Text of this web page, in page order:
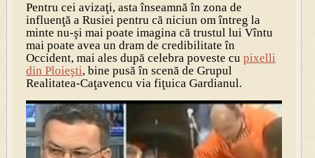
Pentru cei avizaţi, asta înseamnă în zona de
influenţă a Rusiei pentru că niciun om întreg la
minte nu-şi mai poate imagina că trustul lui Vîntu
mai poate avea un dram de credibilitate în
Occident, mai ales după celebra poveste cu pixelli
din Ploieşti, bine pusă în scenă de Grupul
Realitatea-Caţavencu via fiţuica Gardianul.